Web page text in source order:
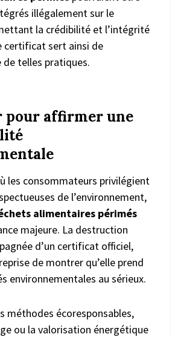
illégalement sur le
la crédibilité et l’intégrité
certificat sert ainsi de
telles pratiques.
pour affirmer une
les consommateurs privilégient
de l’environnement,
alimentaires périmés
majeure. La destruction
d’un certificat officiel,
de montrer qu’elle prend
environnementales au sérieux.
méthodes écoresponsables,
ou la valorisation énergétique